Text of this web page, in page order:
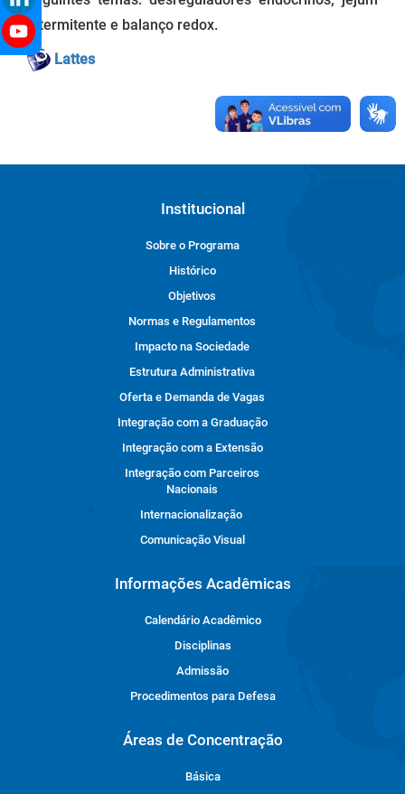
intermitente e balanço redox.
Lattes
Institucional
Sobre o Programa
Histórico
Objetivos
Normas e Regulamentos
Impacto na Sociedade
Estrutura Administrativa
Oferta e Demanda de Vagas
Integração com a Graduação
Integração com a Extensão
Integração com Parceiros
Nacionais
Internacionalização
Comunicação Visual
Informações Acadêmicas
Calendário Acadêmico
Disciplinas
Admissão
Procedimentos para Defesa
Áreas de Concentração
Básica